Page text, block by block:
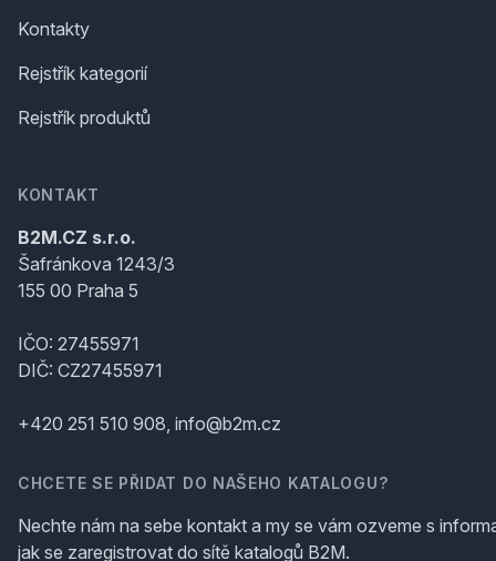
Kontakty
Rejstřík kategorií
Rejstřík produktů
KONTAKT
B2M.CZ s.r.o.
Šafránkova 1243/3
155 00 Praha 5
IČO: 27455971
DIČ: CZ27455971
+420 251 510 908, info@b2m.cz
CHCETE SE PŘIDAT DO NAŠEHO KATALOGU?
Nechte nám na sebe kontakt a my se vám ozveme s
jak se zaregistrovat do sítě katalogů B2M.